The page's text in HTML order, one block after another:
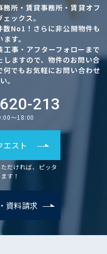
所・賃貸事務所・賃貸オフ
ックス。
No1！さらに非公開物件も
す。
事・アフターフォローまで
ますので、物件のお問い合
でもお気軽にお問い合わせ
。
213
～18:00
エスト
だければ、ピッタ
す！
資料請求